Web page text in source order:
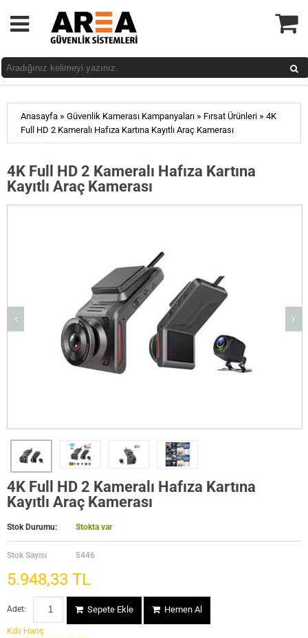
Anasayfa » Güvenlik Kamerası Kampanyaları » Fırsat Ürünleri » 4K
Full HD 2 Kameralı Hafıza Kartına Kayıtlı Araç Kamerası
4K Full HD 2 Kameralı Hafıza Kartına
Kayıtlı Araç Kamerası
4K Full HD 2 Kameralı Hafıza Kartına
Kayıtlı Araç Kamerası
Stok Durumu: Stokta var
Stok Sayısı 5446
5.948,33 TL
Adet: Sepete Ekle Hemen Al
Kdv Hariç